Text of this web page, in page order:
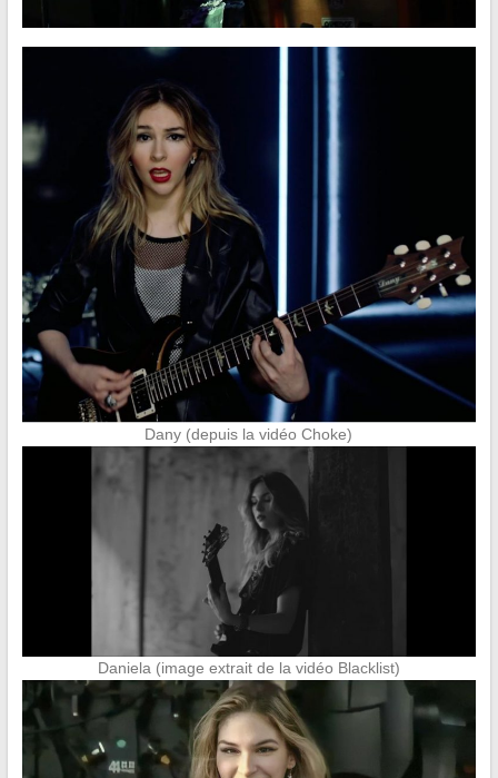
Dany (depuis la vidéo Choke)
Daniela (image extrait de la vidéo Blacklist)